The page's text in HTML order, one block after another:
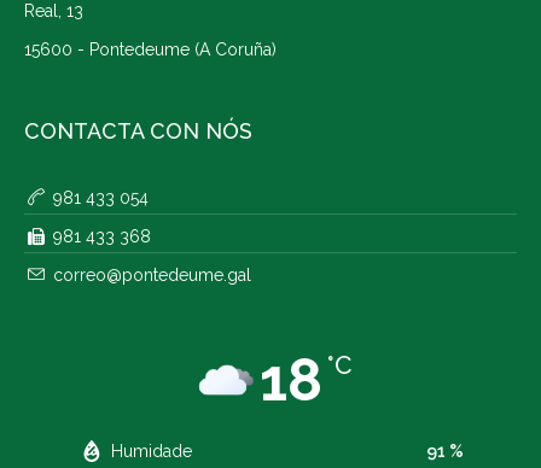
Real, 13
15600 - Pontedeume (A Coruña)
CONTACTA CON NÓS
981 433 054
981 433 368
correo@pontedeume.gal
18 °C
Humidade
91 %